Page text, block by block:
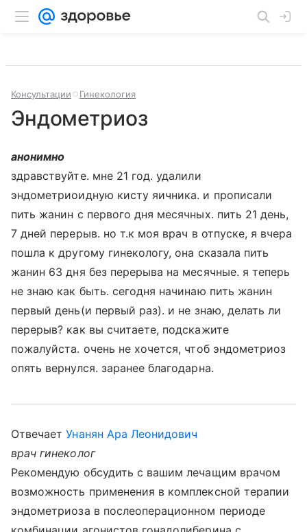
Консультации Гинекология
Эндометриоз
анонимно
здравствуйте. мне 21 год. удалили
эндометриоидную кисту яичника. и прописали
пить жанин с первого дня месячных. пить 21 день,
7 дней перерыв. но т.к моя врач в отпуске, я вчера
пошла к другому гинекологу, она сказала пить
жанин 63 дня без перерыва на месячные. я теперь
не знаю как быть. сегодня начинаю пить жанин
первый день(и первый раз). и не знаю, делать ли
перерыв? как вы считаете, подскажите
пожалуйста. очень не хочется, чтоб эндометриоз
опять вернулся. заранее благодарна.
ОтвечаетУнанян Ара Леонидович
врач гинеколог
Рекомендую обсудить с вашим лечащим врачом
возможность применения в комплексной терапии
эндометриоза в послеоперационном периоде